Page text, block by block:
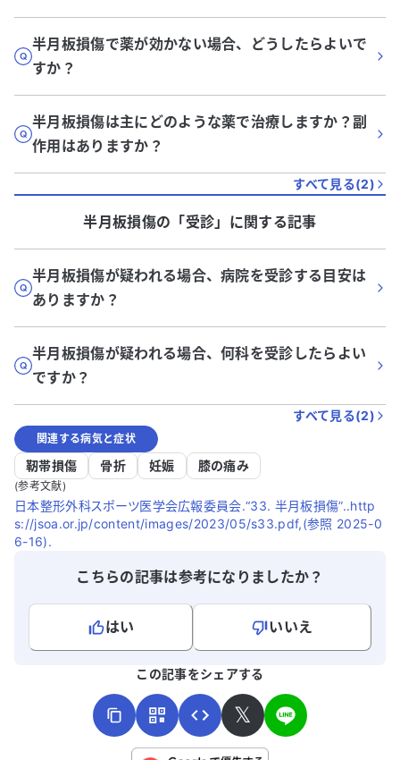
半月板損傷で薬が効かない場合、どうしたらよいで
すか？
半月板損傷は主にどのような薬で治療しますか？副
作用はありますか？
すべて見る(2)
半月板損傷の「受診」に関する記事
半月板損傷が疑われる場合、病院を受診する目安は
ありますか？
半月板損傷が疑われる場合、何科を受診したらよい
ですか？
すべて見る(2)
関連する病気と症状
靭帯損傷 骨折 妊娠 膝の痛み
(参考文献)
日本整形外科スポーツ医学会広報委員会.“33. 半月板損傷”..http
s://jsoa.or.jp/content/images/2023/05/s33.pdf,(参照 2025-0
6-16).
こちらの記事は参考になりましたか？
はい
いいえ
この記事をシェアする
𝕏